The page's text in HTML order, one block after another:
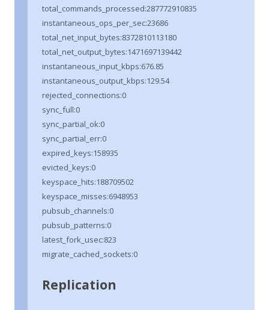
total_commands_processed:287772910835
instantaneous_ops_per_sec:23686
total_net_input_bytes:8372810113180
total_net_output_bytes:1471697139442
instantaneous_input_kbps:676.85
instantaneous_output_kbps:129.54
rejected_connections:0
sync_full:0
sync_partial_ok:0
sync_partial_err:0
expired_keys:158935
evicted_keys:0
keyspace_hits:188709502
keyspace_misses:6948953
pubsub_channels:0
pubsub_patterns:0
latest_fork_usec:823
migrate_cached_sockets:0
Replication